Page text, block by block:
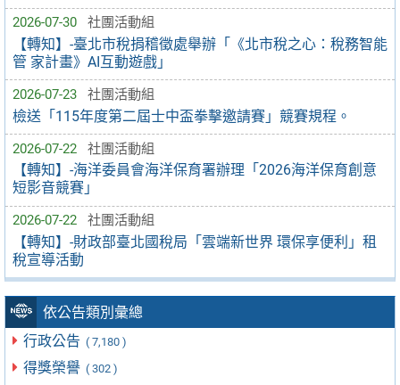
2026-07-30 社團活動組
【轉知】-臺北市稅捐稽徵處舉辦「《北市稅之心：稅務智能
管 家計畫》AI互動遊戲」
2026-07-23 社團活動組
檢送「115年度第二屆士中盃拳擊邀請賽」競賽規程。
2026-07-22 社團活動組
【轉知】-海洋委員會海洋保育署辦理「2026海洋保育創意
短影音競賽」
2026-07-22 社團活動組
【轉知】-財政部臺北國稅局「雲端新世界 環保享便利」租
稅宣導活動
依公告類別彙總
行政公告 ( 7,180 )
得獎榮譽 ( 302 )